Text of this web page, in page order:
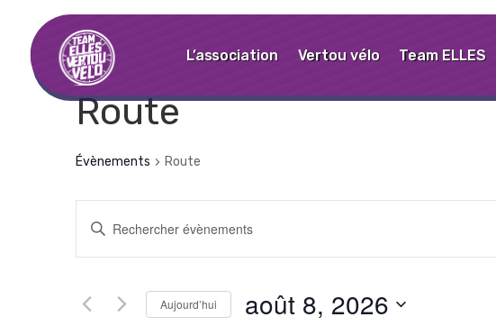
L’association Vertou vélo Team ELLES
Route
Évènements Route
Recherche
et
de
Saisir
Rechercher
Évènements Aujourd’hui août 8, 2026